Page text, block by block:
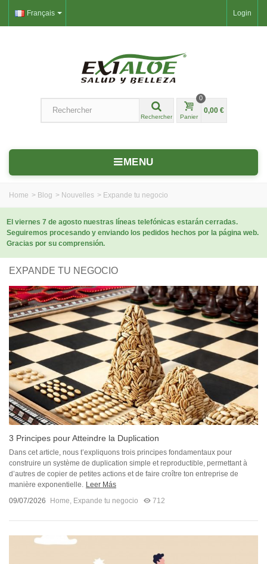
Login
Français
Rechercher Panier
0
0,00 €
MENU
Home > Blog > Nouvelles > Expande tu negocio
El viernes 7 de agosto nuestras líneas telefónicas estarán cerradas.
Seguiremos procesando y enviando los pedidos hechos por la página web.
Gracias por su comprensión.
EXPANDE TU NEGOCIO
3 Principes pour Atteindre la Duplication
Dans cet article, nous t’expliquons trois principes fondamentaux pour
construire un système de duplication simple et reproductible, permettant à
d’autres de copier de petites actions et de faire croître ton entreprise de
manière exponentielle. Leer Más
09/07/2026
Home, Expande tu negocio 712